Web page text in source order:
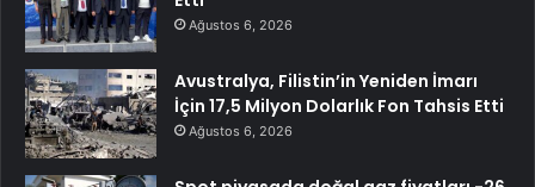
Ağustos 6, 2026
Avustralya, Filistin’in Yeniden İmarı
İçin 17,5 Milyon Dolarlık Fon Tahsis Etti
Ağustos 6, 2026